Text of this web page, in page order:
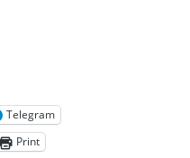
Telegram
Print